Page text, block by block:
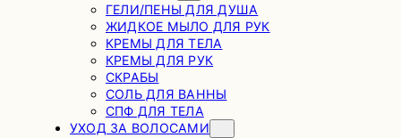
ГЕЛИ/ПЕНЫ ДЛЯ ДУША
ЖИДКОЕ МЫЛО ДЛЯ РУК
КРЕМЫ ДЛЯ ТЕЛА
КРЕМЫ ДЛЯ РУК
СКРАБЫ
СОЛЬ ДЛЯ ВАННЫ
СПФ ДЛЯ ТЕЛА
УХОД ЗА ВОЛОСАМИ